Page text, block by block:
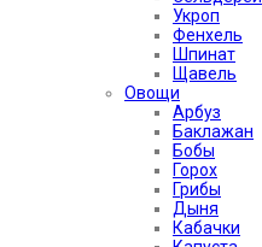
Укроп
Фенхель
Шпинат
Щавель
Овощи
Арбуз
Баклажан
Бобы
Горох
Грибы
Дыня
Кабачки